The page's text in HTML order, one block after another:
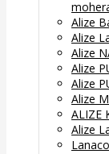
Alize
Alize
Alize
Alize
Alize
Alize
ALIZE
Alize